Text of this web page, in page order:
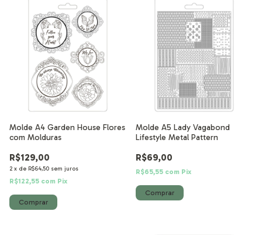
Molde A4 Garden House Flores
com Molduras
R$129,00
2 x de R$64,50 sem juros
R$122,55 com Pix
Molde A5 Lady Vagabond
Lifestyle Metal Pattern
R$69,00
R$65,55 com Pix